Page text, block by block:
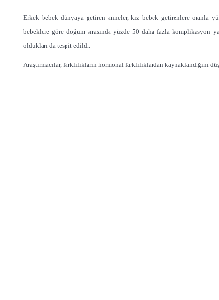
Erkek bebek dünyaya getiren anneler, kız bebek getirenlere oranla
bebeklere göre doğum sırasında yüzde 50 daha fazla komplikasyon
oldukları da tespit edildi.
Araştırmacılar, farklılıkların hormonal farklılıklardan kaynaklandığını